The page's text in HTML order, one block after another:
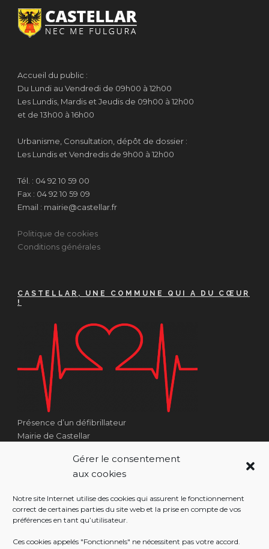
Gérer le consentement
aux cookies
Notre site Internet utilise des cookies qui assurent le fonctionnement
correct de certaines parties du site web et la prise en compte de vos
préférences en tant qu’utilisateur.
Ces cookies appelés "Fonctionnels" ne nécessitent pas votre accord.
Accueil du public :
Du Lundi au Vendredi de 09h00 à 12h00
Les Lundis, Mardis et Jeudis de 09h00 à 12h00
et de 13h00 à 16h00
Urbanisme, Consultation, dépôt de dossier :
Les Lundis et Vendredis de 9h00 à 12h00
Tél. : 04 92 10 59 00
Fax : 04 92 10 59 09
Email : mairie@castellar.fr
Politique de cookies
Conditions générales
CASTELLAR, UNE COMMUNE QUI A DU CŒUR
!
Présence d’un défibrillateur
Mairie de Castellar
Côté Escalier Rue Sarrail
06500 Castellar
RÉALISATION